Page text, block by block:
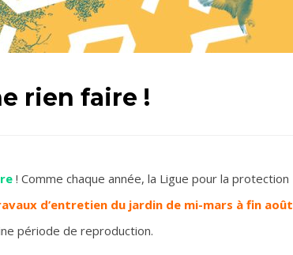
rien faire !
! Comme chaque année, la Ligue pour la protection
d’entretien du jardin de mi-mars à fin août
période de reproduction.